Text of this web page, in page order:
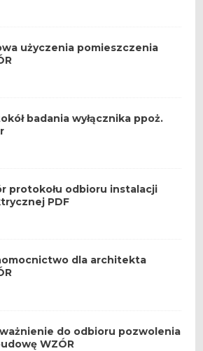
użyczenia pomieszczenia
badania wyłącznika ppoż.
protokołu odbioru instalacji
PDF
dla architekta
do odbioru pozwolenia
WZÓR